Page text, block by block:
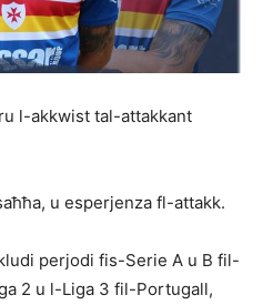
l-akkwist tal-attakkant
u esperjenza fl-attakk.
perjodi fis-Serie A u B fil-
2 u l-Liga 3 fil-Portugall,